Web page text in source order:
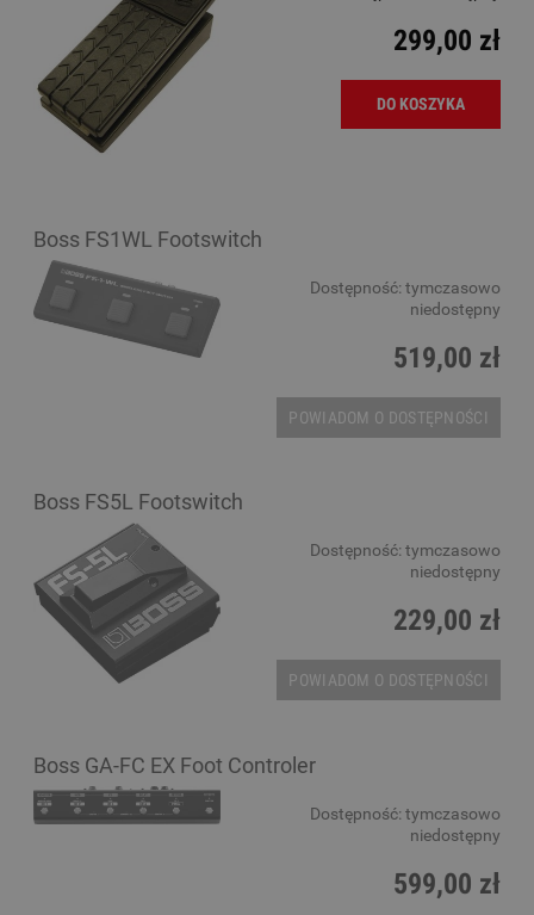
299,00 zł
DO KOSZYKA
Boss FS1WL Footswitch
Dostępność: tymczasowo
niedostępny
519,00 zł
POWIADOM O DOSTĘPNOŚCI
Boss FS5L Footswitch
Dostępność: tymczasowo
niedostępny
229,00 zł
POWIADOM O DOSTĘPNOŚCI
Boss GA-FC EX Foot Controler
Dostępność: tymczasowo
niedostępny
599,00 zł